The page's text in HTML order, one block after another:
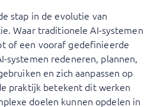
stap in de evolutie van
Waar traditionele AI-systemen
of een vooraf gedefinieerde
systemen redeneren, plannen,
en zich aanpassen op
praktijk betekent dit werken
doelen kunnen opdelen in